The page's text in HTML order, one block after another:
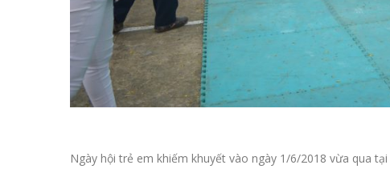
Ngày hội trẻ em khiếm khuyết vào ngày 1/6/2018 vừa qua